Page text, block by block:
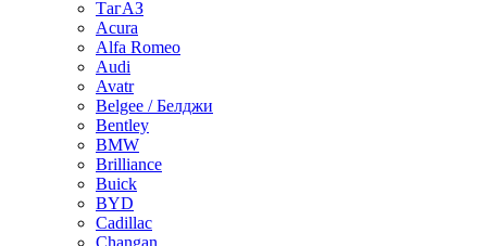
ТагАЗ
Acura
Alfa Romeo
Audi
Avatr
Belgee / Белджи
Bentley
BMW
Brilliance
Buick
BYD
Cadillac
Changan